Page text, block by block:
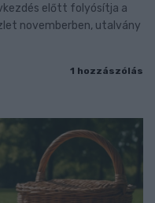
előtt folyósítja a
novemberben, utalvány
1 hozzászólás